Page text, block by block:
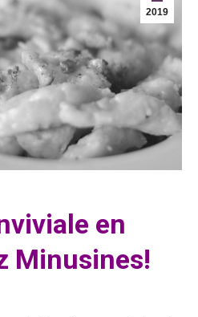
2019
en
Minusines!